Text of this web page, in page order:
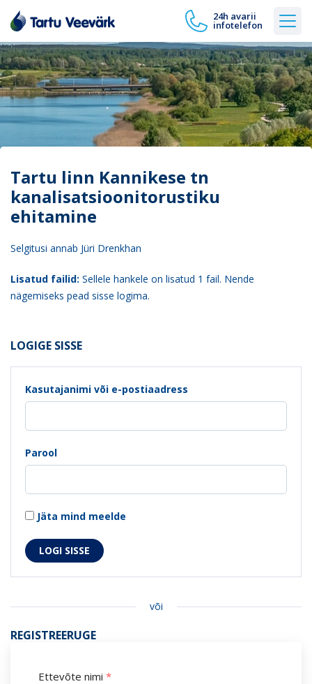
24h avarii
infotelefon
Tartu linn Kannikese tn
kanalisatsioonitorustiku
ehitamine
Selgitusi annab Jüri Drenkhan
Lisatud failid: Sellele hankele on lisatud 1 fail. Nende
nägemiseks pead sisse logima.
LOGIGE SISSE
Kasutajanimi või e-postiaadress
Parool
Jäta mind meelde
või
REGISTREERUGE
Ettevõte nimi *